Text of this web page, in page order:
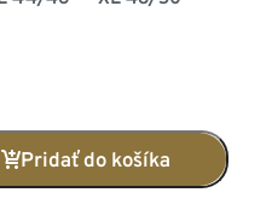
Pridať do košíka